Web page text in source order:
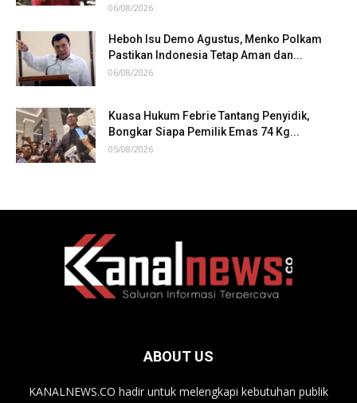
06/08/2026
Heboh Isu Demo Agustus, Menko Polkam
Pastikan Indonesia Tetap Aman dan...
06/08/2026
Kuasa Hukum Febrie Tantang Penyidik,
Bongkar Siapa Pemilik Emas 74 Kg...
05/08/2026
ABOUT US
KANALNEWS.CO hadir untuk melengkapi kebutuhan publik